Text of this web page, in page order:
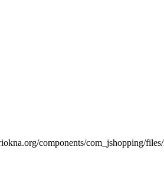
components/com_jshopping/